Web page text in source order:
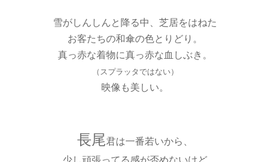
雪がしんしんと降る中、芝居をはねた
お客たちの和傘の色とりどり。
真っ赤な着物に真っ赤な血しぶき。
（スプラッタではない）
映像も美しい。
長尾君は一番若いから、